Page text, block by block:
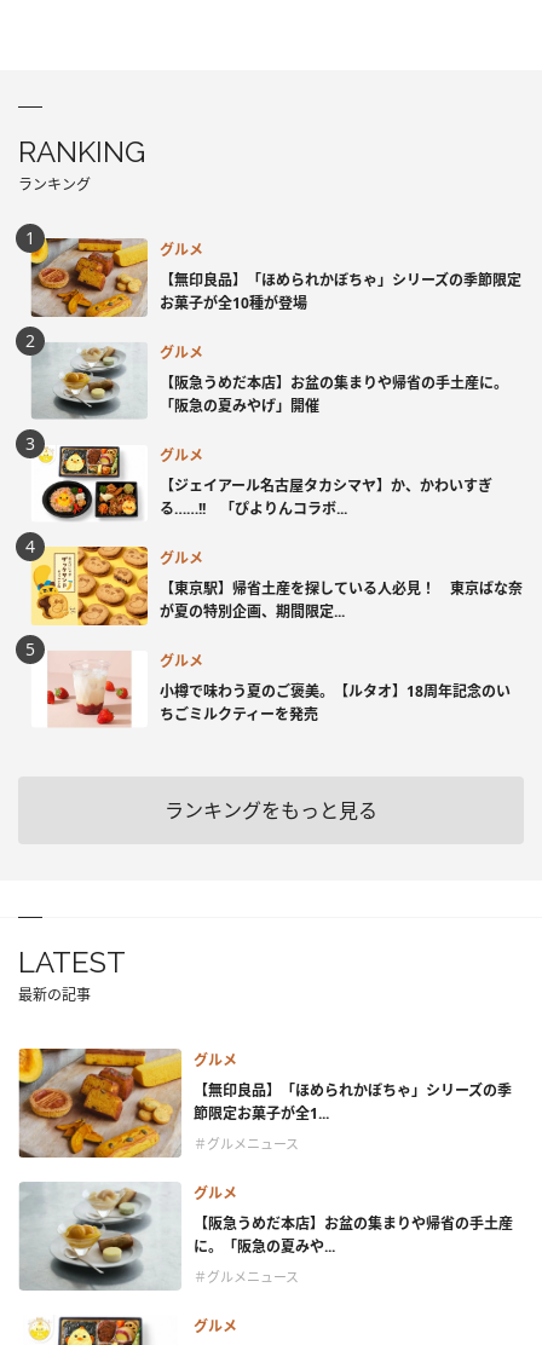
RANKING
ランキング
グルメ
【無印良品】「ほめられかぼちゃ」シリーズの季節限定
お菓子が全10種が登場
グルメ
【阪急うめだ本店】お盆の集まりや帰省の手土産に。
「阪急の夏みやげ」開催
グルメ
【ジェイアール名古屋タカシマヤ】か、かわいすぎ
る……!! 「ぴよりんコラボ...
グルメ
【東京駅】帰省土産を探している人必見！ 東京ばな奈
が夏の特別企画、期間限定...
グルメ
小樽で味わう夏のご褒美。【ルタオ】18周年記念のい
ちごミルクティーを発売
ランキングをもっと見る
LATEST
最新の記事
グルメ
【無印良品】「ほめられかぼちゃ」シリーズの季
節限定お菓子が全1...
＃グルメニュース
グルメ
【阪急うめだ本店】お盆の集まりや帰省の手土産
に。「阪急の夏みや...
＃グルメニュース
グルメ